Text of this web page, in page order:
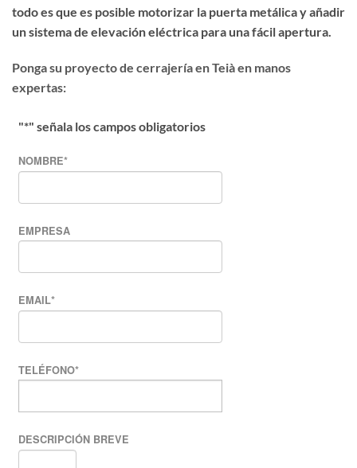
todo es que es posible motorizar la puerta metálicay añadir
un sistema de elevación eléctrica para una fácil apertura.
Ponga su proyecto de cerrajería en Teià en manos
expertas:
"*" señala los campos obligatorios
NOMBRE*
EMPRESA
EMAIL*
TELÉFONO*
DESCRIPCIÓN BREVE